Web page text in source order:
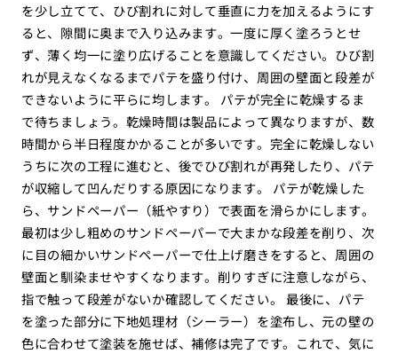
を少し立てて、ひび割れに対して垂直に力を加えるようにす
ると、隙間に奥まで入り込みます。一度に厚く塗ろうとせ
ず、薄く均一に塗り広げることを意識してください。ひび割
れが見えなくなるまでパテを盛り付け、周囲の壁面と段差が
できないように平らに均します。 パテが完全に乾燥するま
で待ちましょう。乾燥時間は製品によって異なりますが、数
時間から半日程度かかることが多いです。完全に乾燥しない
うちに次の工程に進むと、後でひび割れが再発したり、パテ
が収縮して凹んだりする原因になります。 パテが乾燥した
ら、サンドペーパー（紙やすり）で表面を滑らかにします。
最初は少し粗めのサンドペーパーで大まかな段差を削り、次
に目の細かいサンドペーパーで仕上げ磨きをすると、周囲の
壁面と馴染ませやすくなります。削りすぎに注意しながら、
指で触って段差がないか確認してください。 最後に、パテ
を塗った部分に下地処理材（シーラー）を塗布し、元の壁の
色に合わせて塗装を施せば、補修は完了です。これで、気に